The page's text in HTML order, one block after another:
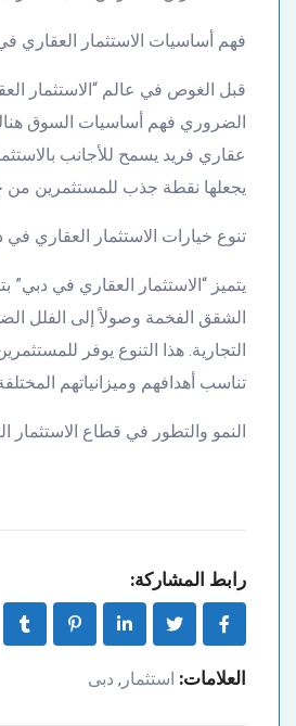
فهم أساسيات الاستثمار العقاري
قبل الغوص في عالم “الاستثمار
الضروري فهم أساسيات السوق
عقاري فريد يسمح للأجانب
يجعلها نقطة جذب للمستثمرين من
تنوع خيارات الاستثمار العقاري في
يتميز “الاستثمار العقاري في دبي”
الشقق الفخمة وصولاً إلى الفلل
التجارية. هذا التنوع يوفر
تناسب أهدافهم وميزانياتهم
النمو والتطور في قطاع الاستثمار
رابط المشاركة:
العلامات: استثمار , دبى